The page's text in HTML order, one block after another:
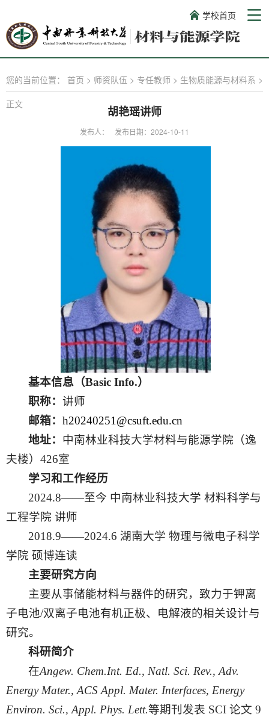
学校首页
您的当前位置： 首页 > 师资队伍 > 专任教师 > 生物质能源与材料系 >
正文
胡艳瑶讲师
发布人： 发布日期：2024-10-11
基本信息（Basic Info.）
职称：讲师
邮箱：h20240251@csuft.edu.cn
地址： 中南林业科技大学材料与能源学院（逸
夫楼） 426室
学习和工作经历
2024.8——至今 中南林业科技大学 材料科学与
工程学院 讲师
2018.9——2024.6 湖南大学 物理与微电子科学
学院 硕博连读
主要研究方向
主要从事储能材料与器件的研究，致力于钾离
子电池/双离子电池有机正极、电解液的相关设计与
研究。
科研简介
在Angew. Chem.Int. Ed., Natl. Sci. Rev., Adv.
Energy Mater., ACS Appl. Mater. Interfaces, Energy
Environ. Sci., Appl. Phys. Lett.等期刊发表 SCI 论文 9